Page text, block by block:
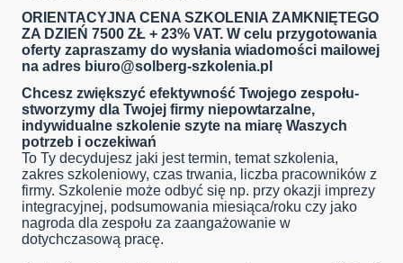
ORIENTACYJNA CENA SZKOLENIA ZAMKNIĘTEGO
ZA DZIEŃ 7500 ZŁ + 23% VAT. W celu przygotowania
oferty zapraszamy do wysłania wiadomości mailowej
na adres biuro@solberg-szkolenia.pl
Chcesz zwiększyć efektywność Twojego zespołu-
stworzymy dla Twojej firmy niepowtarzalne,
indywidualne szkolenie szyte na miarę Waszych
potrzeb i oczekiwań
To Ty decydujesz jaki jest termin, temat szkolenia,
zakres szkoleniowy, czas trwania, liczba pracowników z
firmy. Szkolenie może odbyć się np. przy okazji imprezy
integracyjnej, podsumowania miesiąca/roku czy jako
nagroda dla zespołu za zaangażowanie w
dotychczasową pracę.